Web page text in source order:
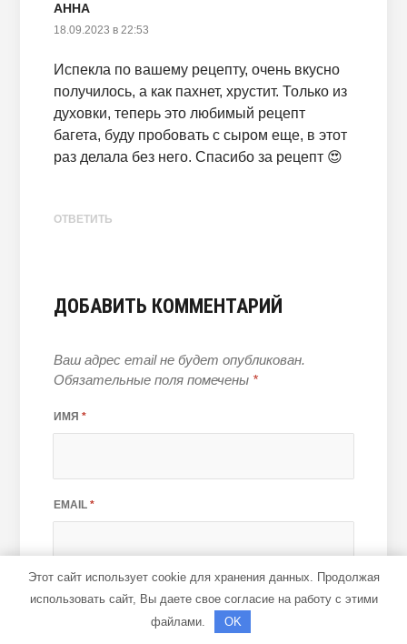
АННА
18.09.2023 в 22:53
Испекла по вашему рецепту, очень вкусно
получилось, а как пахнет, хрустит. Только из
духовки, теперь это любимый рецепт
багета, буду пробовать с сыром еще, в этот
раз делала без него. Спасибо за рецепт 😍
ОТВЕТИТЬ
ДОБАВИТЬ КОММЕНТАРИЙ
Ваш адрес email не будет опубликован.
Обязательные поля помечены *
ИМЯ *
EMAIL *
КОММЕНТАРИЙ
Этот сайт использует cookie для хранения данных. Продолжая
использовать сайт, Вы даете свое согласие на работу с этими
файлами.
OK